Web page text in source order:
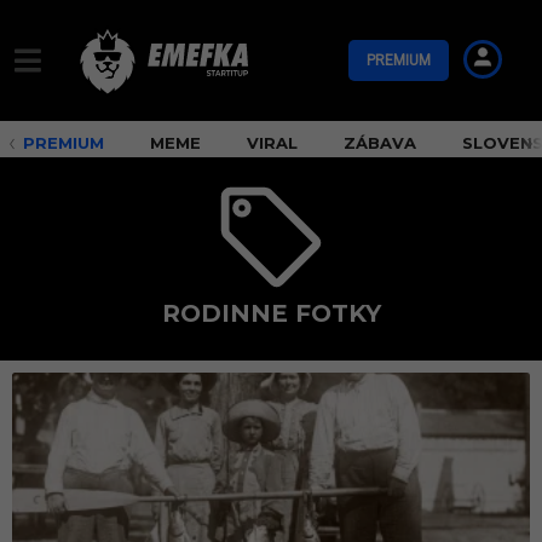
PREMIUM
PREMIUM MEME VIRAL ZÁBAVA
RODINNE FOTKY
r
o
d
i